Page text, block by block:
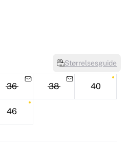
Størrelsesguide
36 38 40
46